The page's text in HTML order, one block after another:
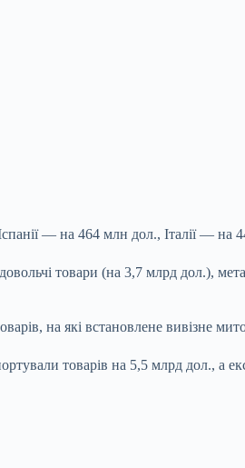
— на 464 млн дол., Італії — на
товари (на 3,7 млрд дол.),
на які встановлене вивізне
товарів на 5,5 млрд дол., а